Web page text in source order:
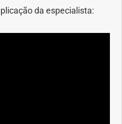
da especialista: